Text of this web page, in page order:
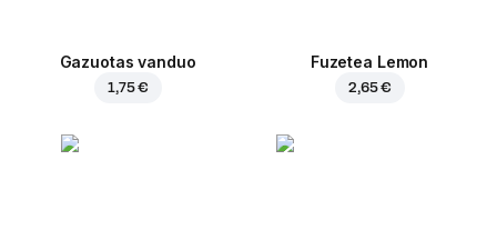
Gazuotas vanduo
1,75 €
Fuzetea Lemon
2,65 €